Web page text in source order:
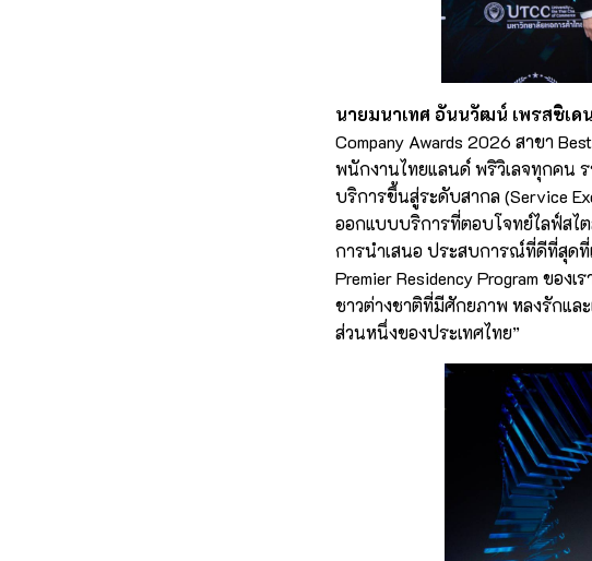
นายมนาเทศ อันนวัฒน์ เพรสซิเ
Company Awards 2026 สาขา
พนักงานไทยแลนด์ พริวิเลจทุกคน
บริการขึ้นสู่ระดับสากล (Service
ออกแบบบริการที่ตอบโจทย์ไลฟ์สไ
การนำเสนอ ประสบการณ์ที่ดีที่สุดที่เ
Premier Residency Program ขอ
ชาวต่างชาติที่มีศักยภาพ หลงรักแล
ส่วนหนึ่งของประเทศไทย”